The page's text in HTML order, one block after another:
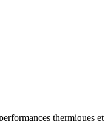
thermiques